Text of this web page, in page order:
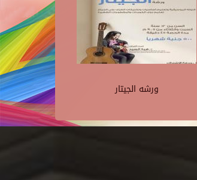
ورشه الجيتار